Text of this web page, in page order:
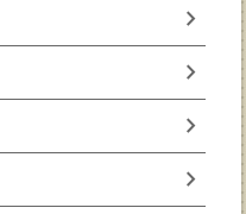
chevron_right
chevron_right
chevron_right
chevron_right